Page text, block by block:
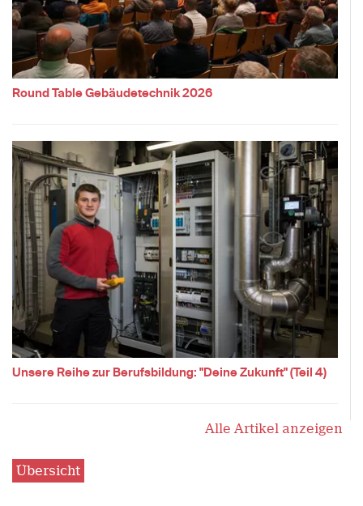
Round Table Gebäudetechnik 2026
Unsere Reihe zur Berufsbildung: "Deine Zukunft" (Teil 4)
Alle Artikel anzeigen
Übersicht